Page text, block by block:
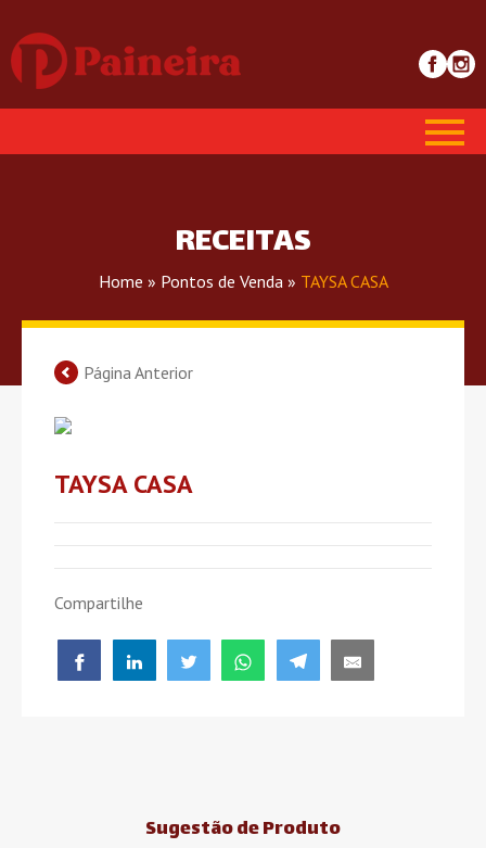
RECEITAS
Home » Pontos de Venda » TAYSA CASA
Página Anterior
TAYSA CASA
Compartilhe
Sugestão de Produto